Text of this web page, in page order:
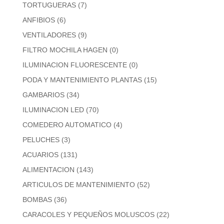
TORTUGUERAS (7)
ANFIBIOS (6)
VENTILADORES (9)
FILTRO MOCHILA HAGEN (0)
ILUMINACION FLUORESCENTE (0)
PODA Y MANTENIMIENTO PLANTAS (15)
GAMBARIOS (34)
ILUMINACION LED (70)
COMEDERO AUTOMATICO (4)
PELUCHES (3)
ACUARIOS (131)
ALIMENTACION (143)
ARTICULOS DE MANTENIMIENTO (52)
BOMBAS (36)
CARACOLES Y PEQUEÑOS MOLUSCOS (22)